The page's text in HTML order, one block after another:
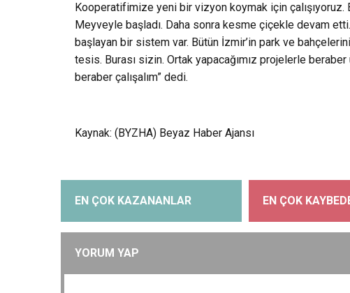
Kooperatifimize yeni bir vizyon koymak için çalışıyoruz.
Meyveyle başladı. Daha sonra kesme çiçekle devam
başlayan bir sistem var. Bütün İzmir’in park ve
tesis. Burası sizin. Ortak yapacağımız projelerle
beraber çalışalım” dedi.
Kaynak: (BYZHA) Beyaz Haber Ajansı
EN ÇOK KAZANANLAR EN ÇOK
YORUM YAP